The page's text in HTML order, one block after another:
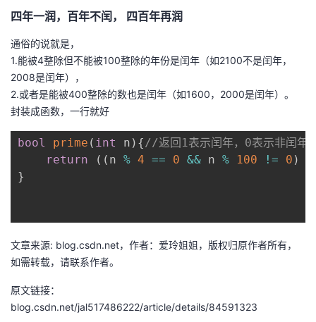
人
主
页
我
的
开
发
者
博
的
坛
我
圈
的
我
四年一润，百年不闰， 四百年再润
通俗的说就是，
1.能被4整除但不能被100整除的年份是闰年（如2100不是闰年，
2008是闰年），
2.或者是能被400整除的数也是闰年（如1600，2000是闰年）。
封装成函数，一行就好
bool prime ( int n ) {//返回1表示闰年，0表示非闰年
return
( ( n % 4 == 0 && n % 100 != 0 )
}
文章来源: blog.csdn.net，作者：爱玲姐姐，版权归原作者所有，
如需转载，请联系作者。
原文链接：
blog.csdn.net/jal517486222/article/details/84591323